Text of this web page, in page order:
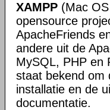
XAMPP (Mac
opensource
ApacheFriends
andere uit de
MySQL, PHP en
staat bekend om
installatie en de
documentatie.